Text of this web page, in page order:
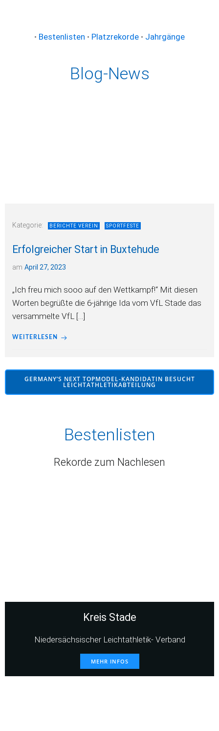
• Bestenlisten • Platzrekorde • Jahrgänge
Blog-News
Kategorie: BERICHTE VEREIN SPORTFESTE
Erfolgreicher Start in Buxtehude
am April 27, 2023
„Ich freu mich sooo auf den Wettkampf!“ Mit diesen
Worten begrüßte die 6-jährige Ida vom VfL Stade das
versammelte VfL […]
WEITERLESEN
GERMANY’S NEXT TOPMODEL-KANDIDATIN BESUCHT
LEICHTATHLETIKABTEILUNG
Bestenlisten
Rekorde zum Nachlesen
Kreis Stade
Niedersächsischer Leichtathletik- Verband
MEHR INFOS